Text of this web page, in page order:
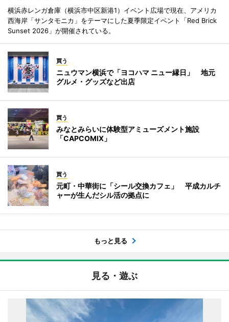
横浜赤レンガ倉庫（横浜市中区新港1）イベント広場で現在、アメリカ
西海岸「サンタモニカ」をテーマにした夏季限定イベント「Red Brick
Sunset 2026」が開催されている。
買う
ニュウマン横浜で「ヨコハマ ニュー縁日」 地元
グルメ・グッズなど出店
買う
みなとみらいに体験型アミューズメント施設
「CAPCOMIX」
買う
元町・中華街に「シール交換カフェ」 平成カルチ
ャーが生んだシル活の拠点に
もっと見る
見る・遊ぶ